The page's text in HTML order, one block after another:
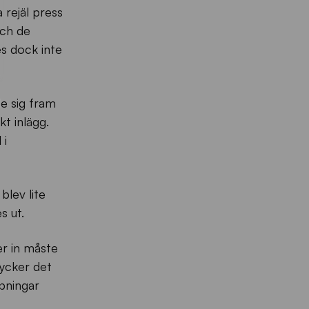
rejäl press
de
dock inte
sig fram
inlägg.
i
lite
ut.
in måste
det